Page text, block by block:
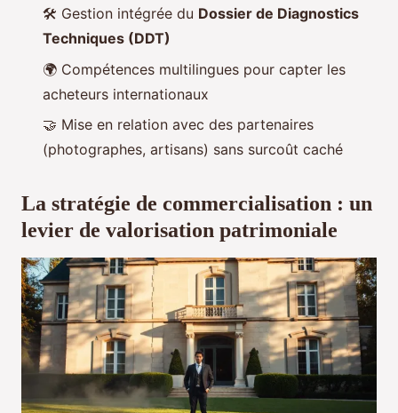
🛠️ Gestion intégrée du Dossier de Diagnostics
Techniques (DDT)
🌍 Compétences multilingues pour capter les
acheteurs internationaux
🤝 Mise en relation avec des partenaires
(photographes, artisans) sans surcoût caché
La stratégie de commercialisation : un
levier de valorisation patrimoniale